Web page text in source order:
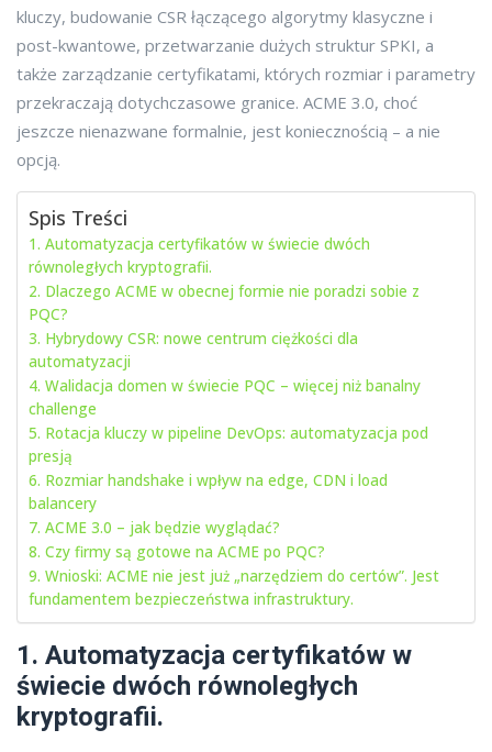
kluczy, budowanie CSR łączącego algorytmy klasyczne i
post-kwantowe, przetwarzanie dużych struktur SPKI, a
także zarządzanie certyfikatami, których rozmiar i parametry
przekraczają dotychczasowe granice. ACME 3.0, choć
jeszcze nienazwane formalnie, jest koniecznością – a nie
opcją.
Spis Treści
1. Automatyzacja certyfikatów w świecie dwóch
równoległych kryptografii.
2. Dlaczego ACME w obecnej formie nie poradzi sobie z
PQC?
3. Hybrydowy CSR: nowe centrum ciężkości dla
automatyzacji
4. Walidacja domen w świecie PQC – więcej niż banalny
challenge
5. Rotacja kluczy w pipeline DevOps: automatyzacja pod
presją
6. Rozmiar handshake i wpływ na edge, CDN i load
balancery
7. ACME 3.0 – jak będzie wyglądać?
8. Czy firmy są gotowe na ACME po PQC?
9. Wnioski: ACME nie jest już „narzędziem do certów”. Jest
fundamentem bezpieczeństwa infrastruktury.
1. Automatyzacja certyfikatów w
świecie dwóch równoległych
kryptografii.